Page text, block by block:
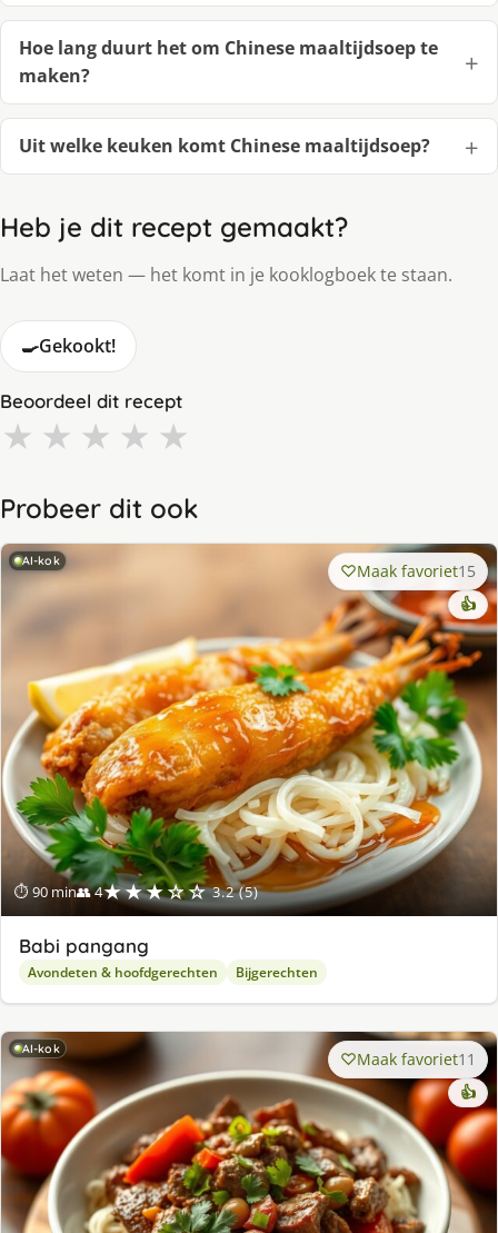
Hoe lang duurt het om Chinese maaltijdsoep te
maken?
Uit welke keuken komt Chinese maaltijdsoep?
Heb je dit recept gemaakt?
Laat het weten — het komt in je kooklogboek te staan.
🍳Gekookt!
Beoordeel dit recept
★ ★ ★ ★ ★
Probeer dit ook
AI-kok
⏱ 90 min👥 4★★★☆☆ 3.2 (5)
Maak favoriet15
👍
Babi pangang
Avondeten & hoofdgerechten Bijgerechten
AI-kok Maak favoriet11
👍